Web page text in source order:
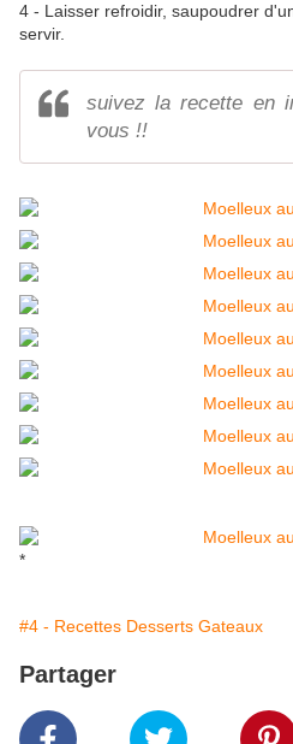
4 - Laisser refroidir, saupoudrer
servir.
suivez la recette en
vous !!
*
#4 - Recettes Desserts Gateaux
Partager